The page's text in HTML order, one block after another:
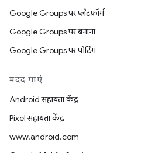
Google Groups पर प्लैटफ़ॉर्म
Google Groups पर बनाना
Google Groups पर पोर्टिंग
मदद पाएं
Android सहायता केंद्र
Pixel सहायता केंद्र
www.android.com